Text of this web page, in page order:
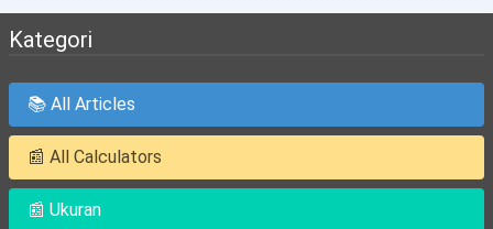
Kategori
📚 All Articles
📰 All Calculators
📰 Ukuran